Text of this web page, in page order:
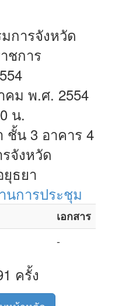
การจังหวัด
ชการ
ม พ.ศ. 2554
น.
ชั้น 3 อาคาร 4
จังหวัด
ธยา
นการประชุม
เอกสาร
-
ครั้ง